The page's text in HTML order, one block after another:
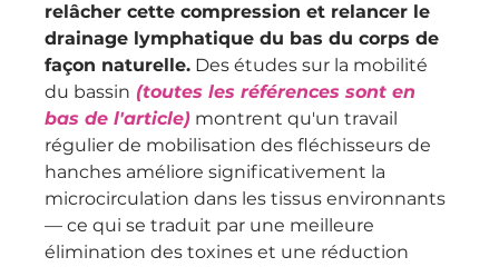
relâcher cette compression et relancer le
drainage lymphatique du bas du corps de
façon naturelle. Des études sur la mobilité
du bassin (toutes les références sont en
bas de l'article) montrent qu'un travail
régulier de mobilisation des fléchisseurs de
hanches améliore significativement la
microcirculation dans les tissus environnants
— ce qui se traduit par une meilleure
élimination des toxines et une réduction